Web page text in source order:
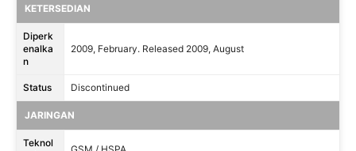
KETERSEDIAN
Diperk
enalka
n
2009, February. Released 2009, August
Status Discontinued
JARINGAN
Teknol